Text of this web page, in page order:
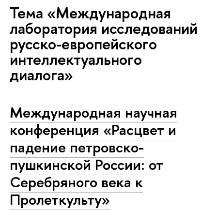
Тема «Международная
лаборатория исследований
русско-европейского
интеллектуального
диалога»
Международная научная
конференция «Расцвет и
падение петровско-
пушкинской России: от
Серебряного века к
Пролеткульту»